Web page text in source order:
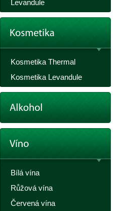
Levandule
Kosmetika Thermal
Kosmetika Levandule
Bílá vína
Růžová vína
Červená vína